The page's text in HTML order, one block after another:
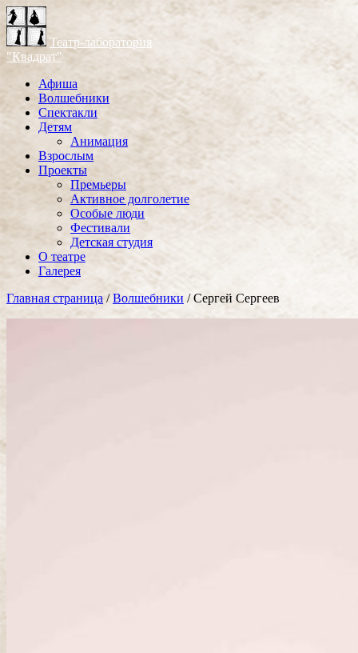
Театр-лаборатория
"Квадрат"
Афиша
Волшебники
Спектакли
Детям
Анимация
Взрослым
Проекты
Премьеры
Активное долголетие
Особые люди
Фестивали
Детская студия
О театре
Галерея
Главная страница /Волшебники /Сергей Сергеев